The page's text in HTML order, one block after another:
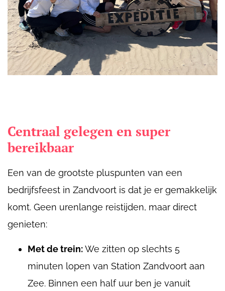
Centraal gelegen en super
bereikbaar
Een van de grootste pluspunten van een
bedrijfsfeest in Zandvoort is dat je er gemakkelijk
komt. Geen urenlange reistijden, maar direct
genieten:
Met de trein:We zitten op slechts 5
minuten lopen van Station Zandvoort aan
Zee. Binnen een half uur ben je vanuit